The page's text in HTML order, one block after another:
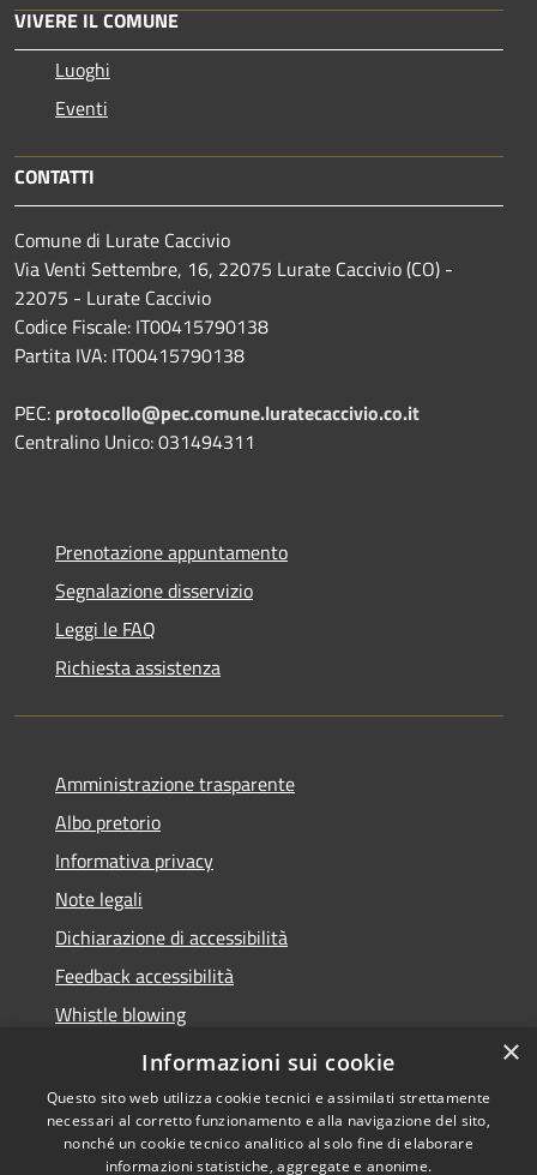
VIVERE IL COMUNE
Luoghi
Eventi
CONTATTI
Comune di Lurate Caccivio
Via Venti Settembre, 16, 22075 Lurate Caccivio (CO) -
22075 - Lurate Caccivio
Codice Fiscale: IT00415790138
Partita IVA: IT00415790138
PEC: protocollo@pec.comune.luratecaccivio.co.it
Centralino Unico: 031494311
Prenotazione appuntamento
Segnalazione disservizio
Leggi le FAQ
Richiesta assistenza
Amministrazione trasparente
Albo pretorio
Informativa privacy
Note legali
Dichiarazione di accessibilità
Feedback accessibilità
Whistle blowing
Titolare potere sostitutivo
×
Informazioni sui cookie
Questo sito web utilizza cookie tecnici e assimilati strettamente
necessari al corretto funzionamento e alla navigazione del sito,
nonché un cookie tecnico analitico al solo fine di elaborare
informazioni statistiche, aggregate e anonime.